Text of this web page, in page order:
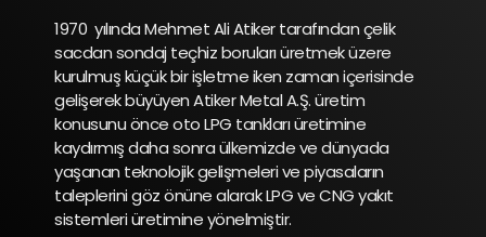
1970 yılında Mehmet Ali Atiker tarafından çelik
sacdan sondaj teçhiz boruları üretmek üzere
kurulmuş küçük bir işletme iken zaman içerisinde
gelişerek büyüyen Atiker Metal A.Ş. üretim
konusunu önce oto LPG tankları üretimine
kaydırmış daha sonra ülkemizde ve dünyada
yaşanan teknolojik gelişmeleri ve piyasaların
taleplerini göz önüne alarak LPG ve CNG yakıt
sistemleri üretimine yönelmiştir.